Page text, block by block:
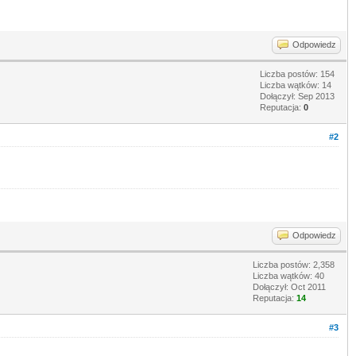
Odpowiedz
Liczba postów: 154
Liczba wątków: 14
Dołączył: Sep 2013
Reputacja: 0
#2
Odpowiedz
Liczba postów: 2,358
Liczba wątków: 40
Dołączył: Oct 2011
Reputacja: 14
#3